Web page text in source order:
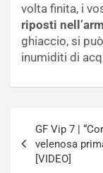
volta finita, i
riposti
ghiaccio, si
inumiditi di
articoli
GF Vip 7 |
velenosa
[VIDEO]